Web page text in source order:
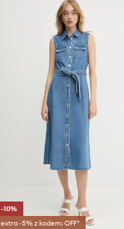
-10%
extra -5% z kodem: OFF*